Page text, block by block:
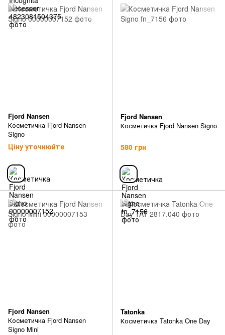
Fjord Nansen
Косметичка Fjord Nansen
Signo
Ціну уточнюйте
Fjord Nansen
Косметичка Fjord Nansen Signo
580 грн
Fjord Nansen
Косметичка Fjord Nansen
Signo Mini
Tatonka
Косметичка Tatonka One Day